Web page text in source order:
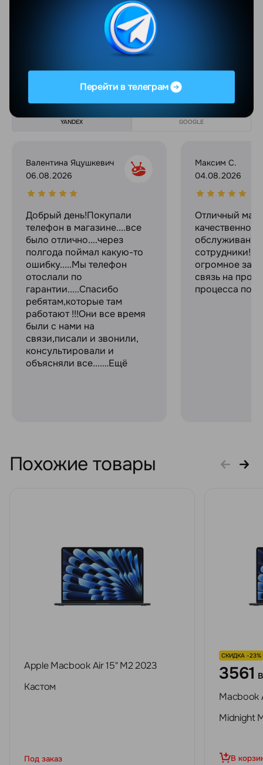
Суммарное количество ядер
Все отзывы
YANDEX GOOGLE
Валентина Яцушкевич
06.08.2026
Добрый день!Покупали
телефон в магазине....все
было отлично....через
полгода поймал какую-то
ошибку.....Мы телефон
отослали по
гарантии.....Спасибо
ребятам,которые там
работают !!!Они все время
были с нами на
связи,писали и звонили,
консультировали и
объясняли все....…Ещё
Максим С.
04.08.2026
Отличный
качественное
сотрудники!
огромное за
связь на
процесса
Похожие товары
Apple Macbook Air 15" M2 2023
Кастом
Под заказ
СКИДКА -23%
3561
Macbook
Midnight
В
Перейти в телеграм